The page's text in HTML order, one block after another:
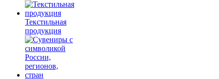
Текстильная
продукция